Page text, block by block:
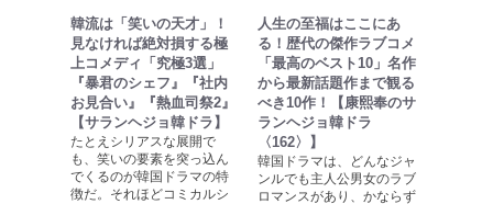
韓流は「笑いの天才」！
見なければ絶対損する極
上コメディ「究極3選」
『暴君のシェフ』『社内
お見合い』『熱血司祭2』
【サランヘジョ韓ドラ】
たとえシリアスな展開で
も、笑いの要素を突っ込ん
でくるのが韓国ドラマの特
徴だ。それほどコミカルシ
人生の至福はここにあ
る！歴代の傑作ラブコメ
「最高のベスト10」名作
から最新話題作まで観る
べき10作！【康熙奉のサ
ランヘジョ韓ドラ
〈162〉】
韓国ドラマは、どんなジャ
ンルでも主人公男女のラブ
ロマンスがあり、かならず